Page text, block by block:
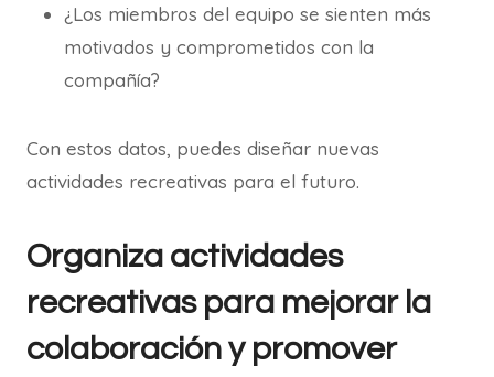
¿Los miembros del equipo se sienten más
motivados y comprometidos con la
compañía?
Con estos datos, puedes diseñar nuevas
actividades recreativas para el futuro.
Organiza actividades
recreativas para mejorar la
colaboración y promover